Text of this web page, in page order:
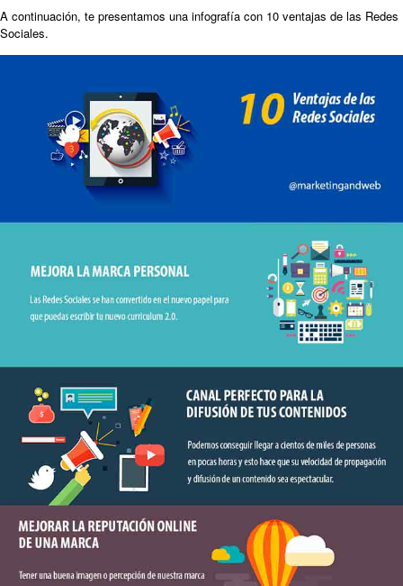
A continuación, te presentamos una infografía con 10 ventajas de las Redes
Sociales.